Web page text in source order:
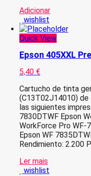
Adicionar
wishlist
Quick View
Epson 405XXL
5,40 €
Cartucho de tinta
(C13T02J14010) de
las siguientes
7830DTWF Epson
WorkForce Pro WF-
Epson WF
Rendimiento: 2.200
Ler mais
wishlist